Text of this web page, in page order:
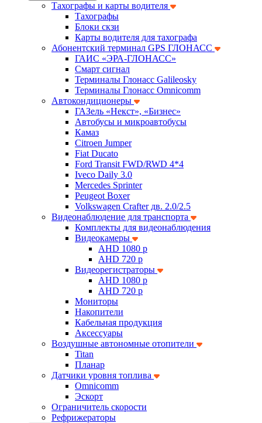
Тахографы и карты водителя
Тахографы
Блоки скзи
Карты водителя для тахографа
Абонентский терминал GPS ГЛОНАСС
ГАИС «ЭРА-ГЛОНАСС»
Смарт сигнал
Терминалы Глонасс Galileosky
Терминалы Глонасс Omnicomm
Автокондиционеры
ГАЗель «Некст», «Бизнес»
Автобусы и микроавтобусы
Камаз
Citroen Jumper
Fiat Ducato
Ford Transit FWD/RWD 4*4
Iveco Daily 3.0
Mercedes Sprinter
Peugeot Boxer
Volkswagen Crafter дв. 2.0/2.5
Видеонаблюдение для транспорта
Комплекты для видеонаблюдения
Видеокамеры
AHD 1080 p
AHD 720 p
Видеорегистраторы
AHD 1080 p
AHD 720 p
Мониторы
Накопители
Кабельная продукция
Аксессуары
Воздушные автономные отопители
Titan
Планар
Датчики уровня топлива
Omnicomm
Эскорт
Ограничитель скорости
Рефрижераторы